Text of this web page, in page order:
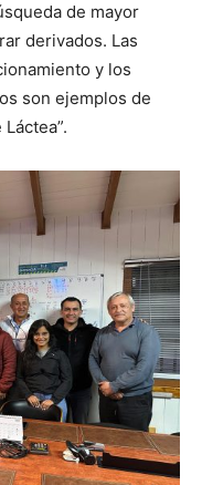
de mayor
derivados. Las
y los
son ejemplos de